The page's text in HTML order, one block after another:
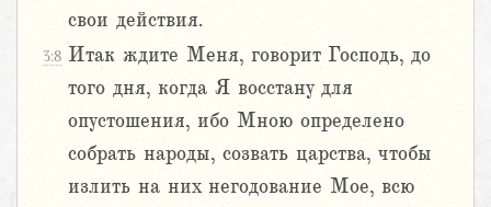
свои действия.
3:8 Итак ждите Меня, говорит Господь, до
того дня, когда Я восстану для
опустошения, ибо Мною определено
собрать народы, созвать царства, чтобы
излить на них негодование Мое, всю